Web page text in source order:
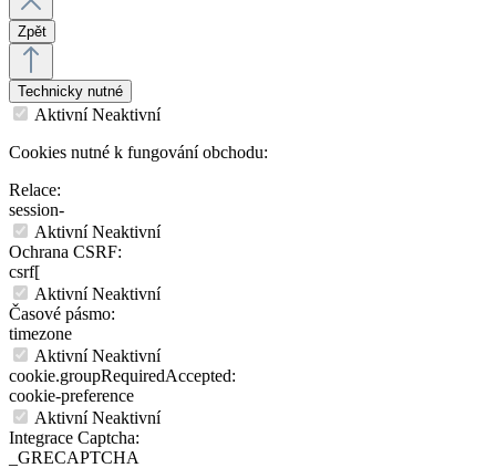
Zpět
Technicky nutné
Aktivní Neaktivní
Cookies nutné k fungování obchodu:
Relace:
session-
Aktivní Neaktivní
Ochrana CSRF:
csrf[
Aktivní Neaktivní
Časové pásmo:
timezone
Aktivní Neaktivní
cookie.groupRequiredAccepted:
cookie-preference
Aktivní Neaktivní
Integrace Captcha:
_GRECAPTCHA